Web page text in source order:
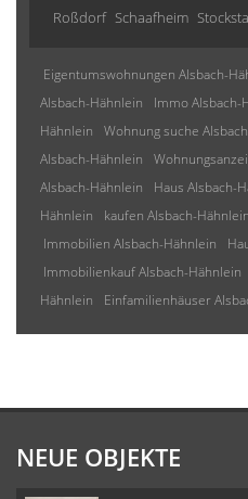
Roßdorf Schaafheim
Eigentumswohnungen Alsbach-
Alsbach-Hähnlein
Immo Alsbach-
Hähnlein
Wohnung suche
Alsbach-Hähnlein
Alsbach-Hähnlein
Haus Alsbach-
Hähnlein
kaufen Alsbach-Hähnlein
Immobilien Alsbach-Hähnlein
Immobilienkauf Alsbach-Hähnlein
Hähnlein
Einfamilienhäuser
NEUE OBJEKTE